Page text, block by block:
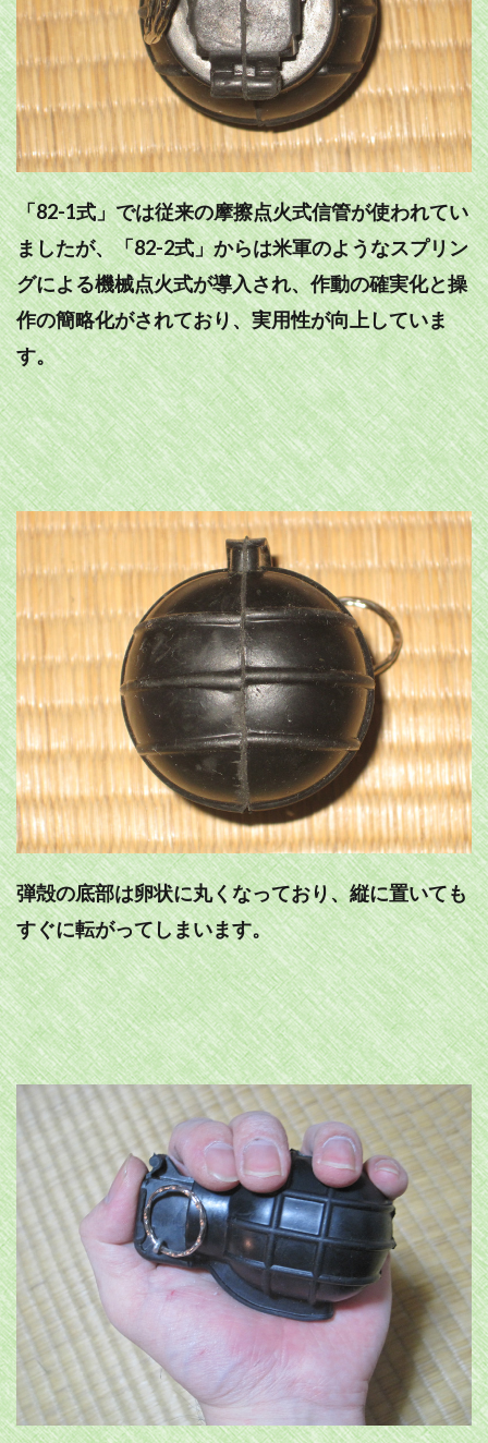
「82-1式」では従来の摩擦点火式信管が使われてい
ましたが、「82-2式」からは米軍のようなスプリン
グによる機械点火式が導入され、作動の確実化と操
作の簡略化がされており、実用性が向上していま
す。
弾殻の底部は卵状に丸くなっており、縦に置いても
すぐに転がってしまいます。